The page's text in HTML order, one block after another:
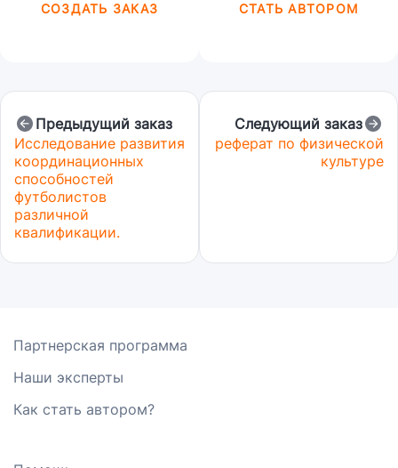
СОЗДАТЬ ЗАКАЗ
СТАТЬ АВТОРОМ
Предыдущий заказ
Исследование развития
координационных
способностей
футболистов
различной
квалификации.
Следующий заказ
реферат по физической
культуре
Партнерская программа
Наши эксперты
Как стать автором?